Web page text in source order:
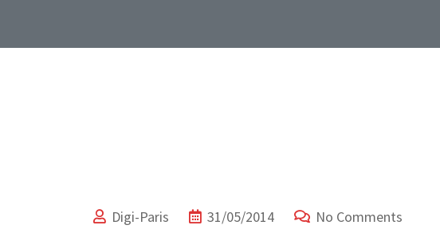
Digi-Paris 31/05/2014 No Comments